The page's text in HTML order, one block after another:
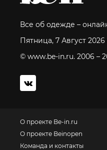
Все об одежде –
Пятница, 7 Август 2026
© www.be-in.ru. 2006 –
О проекте Be-in.ru
О проекте Beinopen
Команда и контакты